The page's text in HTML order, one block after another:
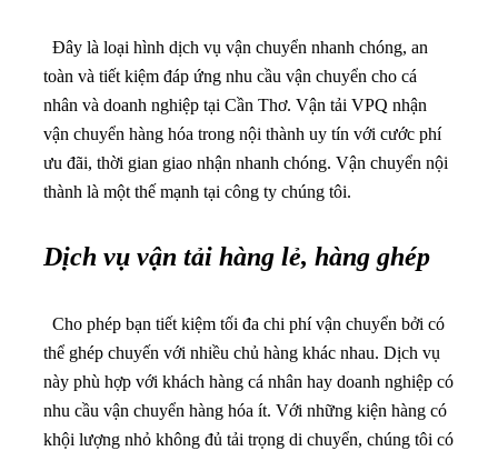
Đây là loại hình dịch vụ vận chuyển nhanh chóng, an
toàn và tiết kiệm đáp ứng nhu cầu vận chuyển cho cá
nhân và doanh nghiệp tại Cần Thơ. Vận tải VPQ nhận
vận chuyển hàng hóa trong nội thành uy tín với cước phí
ưu đãi, thời gian giao nhận nhanh chóng. Vận chuyển nội
thành là một thế mạnh tại công ty chúng tôi.
Dịch vụ vận tải hàng lẻ, hàng ghép
Cho phép bạn tiết kiệm tối đa chi phí vận chuyển bởi có
thể ghép chuyến với nhiều chủ hàng khác nhau. Dịch vụ
này phù hợp với khách hàng cá nhân hay doanh nghiệp có
nhu cầu vận chuyển hàng hóa ít. Với những kiện hàng có
khội lượng nhỏ không đủ tải trọng di chuyển, chúng tôi có